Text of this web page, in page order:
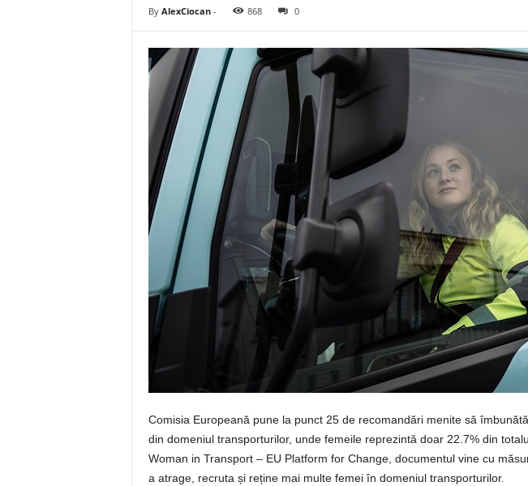
By AlexCiocan- 868 0
Comisia Europeană pune la punct 25 de recomandări menite să
din domeniul transporturilor, unde femeile reprezintă doar 22.7% din
Woman in Transport – EU Platform for Change, documentul vine cu
a atrage, recruta și reține mai multe femei în domeniul transporturilor.